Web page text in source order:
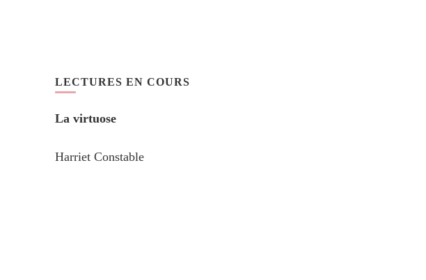
LECTURES EN COURS
La virtuose
Harriet Constable